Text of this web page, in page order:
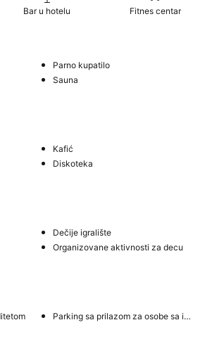
Bar u hotelu Fitnes centar
Parno kupatilo
Sauna
Kafić
Diskoteka
Dečije igralište
Organizovane aktivnosti za decu
Parking sa prilazom za osobe sa invaliditetom